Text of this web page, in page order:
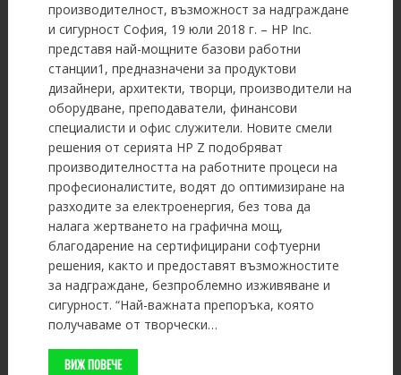
производителност, възможност за надграждане
и сигурност София, 19 юли 2018 г. – HP Inc.
представя най-мощните базови работни
станции1, предназначени за продуктови
дизайнери, архитекти, творци, производители на
оборудване, преподаватели, финансови
специалисти и офис служители. Новите смели
решения от серията HP Z подобряват
производителността на работните процеси на
професионалистите, водят до оптимизиране на
разходите за електроенергия, без това да
налага жертването на графична мощ,
благодарение на сертифицирани софтуерни
решения, както и предоставят възможностите
за надграждане, безпроблемно изживяване и
сигурност. “Най-важната препоръка, която
получаваме от творчески…
ВИЖ ПОВЕЧЕ